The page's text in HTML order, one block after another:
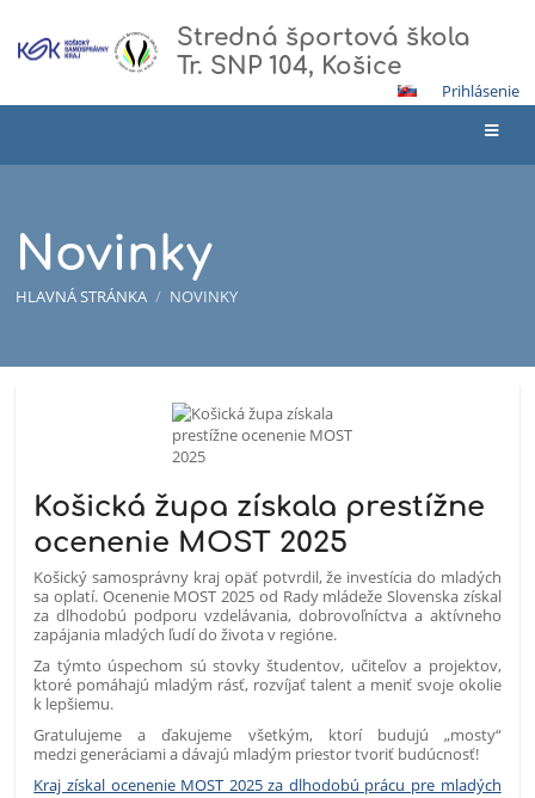
Stredná športová škola
Tr. SNP 104, Košice
Prihlásenie
Novinky
HLAVNÁ STRÁNKA / NOVINKY
Košická župa získala prestížne
ocenenie MOST 2025
Košický samosprávny kraj opäť potvrdil, že investícia do mladých
sa oplatí. Ocenenie MOST 2025 od Rady mládeže Slovenska získal
za dlhodobú podporu vzdelávania, dobrovoľníctva a aktívneho
zapájania mladých ľudí do života v regióne.
Za týmto úspechom sú stovky študentov, učiteľov a projektov,
ktoré pomáhajú mladým rásť, rozvíjať talent a meniť svoje okolie
k lepšiemu.
Gratulujeme a ďakujeme všetkým, ktorí budujú „mosty“
medzi generáciami a dávajú mladým priestor tvoriť budúcnosť!
Kraj získal ocenenie MOST 2025 za dlhodobú prácu pre mladých